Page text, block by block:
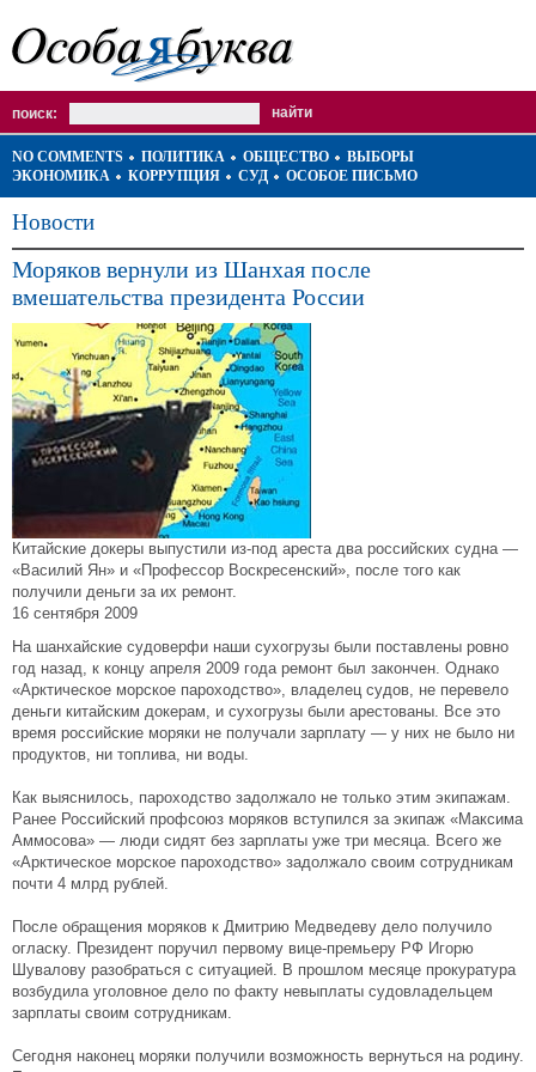
поиск:
NO COMMENTS ПОЛИТИКА ОБЩЕСТВО
ВЫБОРЫ
ЭКОНОМИКА
КОРРУПЦИЯ СУД ОСОБОЕ ПИСЬМО
Новости
Моряков вернули из Шанхая после
вмешательства президента России
Китайские докеры выпустили из-под ареста два российских судна —
«Василий Ян» и «Профессор Воскресенский», после того как
получили деньги за их ремонт.
16 сентября 2009
На шанхайские судоверфи наши сухогрузы были поставлены ровно
год назад, к концу апреля 2009 года ремонт был закончен. Однако
«Арктическое морское пароходство», владелец судов, не перевело
деньги китайским докерам, и сухогрузы были арестованы. Все это
время российские моряки не получали зарплату — у них не было ни
продуктов, ни топлива, ни воды.
Как выяснилось, пароходство задолжало не только этим экипажам.
Ранее Российский профсоюз моряков вступился за экипаж «Максима
Аммосова» — люди сидят без зарплаты уже три месяца. Всего же
«Арктическое морское пароходство» задолжало своим сотрудникам
почти 4 млрд рублей.
После обращения моряков к Дмитрию Медведеву дело получило
огласку. Президент поручил первому вице-премьеру РФ Игорю
Шувалову разобраться с ситуацией. В прошлом месяце прокуратура
возбудила уголовное дело по факту невыплаты судовладельцем
зарплаты своим сотрудникам.
Сегодня наконец моряки получили возможность вернуться на родину.